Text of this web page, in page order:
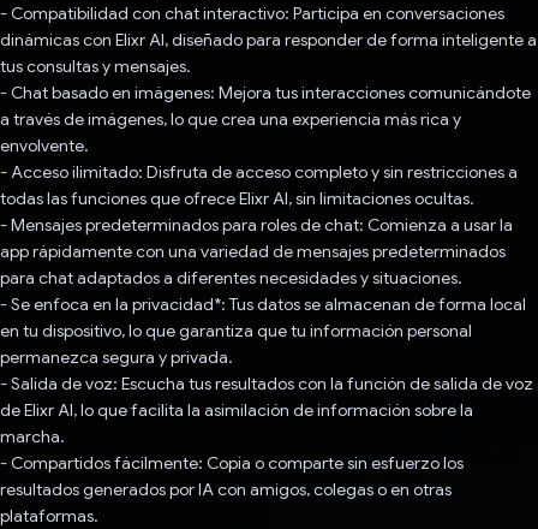
- Compatibilidad con chat interactivo: Participa en conversaciones
dinámicas con Elixr AI, diseñado para responder de forma inteligente a
tus consultas y mensajes.
- Chat basado en imágenes: Mejora tus interacciones comunicándote
a través de imágenes, lo que crea una experiencia más rica y
envolvente.
- Acceso ilimitado: Disfruta de acceso completo y sin restricciones a
todas las funciones que ofrece Elixr AI, sin limitaciones ocultas.
- Mensajes predeterminados para roles de chat: Comienza a usar la
app rápidamente con una variedad de mensajes predeterminados
para chat adaptados a diferentes necesidades y situaciones.
- Se enfoca en la privacidad*: Tus datos se almacenan de forma local
en tu dispositivo, lo que garantiza que tu información personal
permanezca segura y privada.
- Salida de voz: Escucha tus resultados con la función de salida de voz
de Elixr AI, lo que facilita la asimilación de información sobre la
marcha.
- Compartidos fácilmente: Copia o comparte sin esfuerzo los
resultados generados por IA con amigos, colegas o en otras
plataformas.